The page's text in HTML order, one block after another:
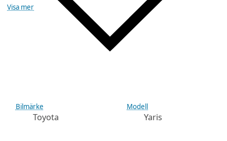
Visa mer
Bilmärke
Toyota
Modell
Yaris